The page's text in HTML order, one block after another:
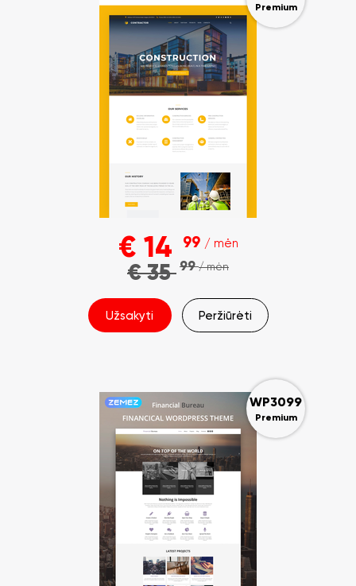
Premium
€ 14 99 / mėn
€35 99 / mėn
Užsakyti Peržiūrėti
WP3099
Premium